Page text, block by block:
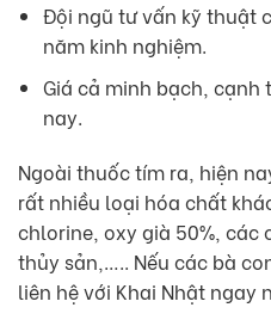
Đội ngũ tư vấn kỹ thuật
năm kinh nghiệm.
Giá cả minh bạch,
nay.
Ngoài thuốc tím ra, hiện
rất nhiều loại hóa chất
chlorine, oxy già 50%, các
thủy sản,….. Nếu các bà
liên hệ với Khai Nhật ngay